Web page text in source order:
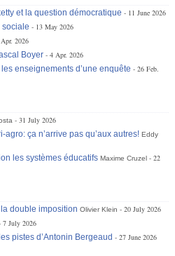
et la question démocratique
11 June 2026
sociale
13 May 2026
2026
Boyer
4 Apr. 2026
enseignements d’une enquête
26 Feb.
31 July 2026
ça n’arrive pas qu’aux autres! Eddy
les systèmes éducatifs Maxime Cruzel
22
double imposition Olivier Klein
20 July 2026
7 July 2026
pistes d’Antonin Bergeaud
27 June 2026